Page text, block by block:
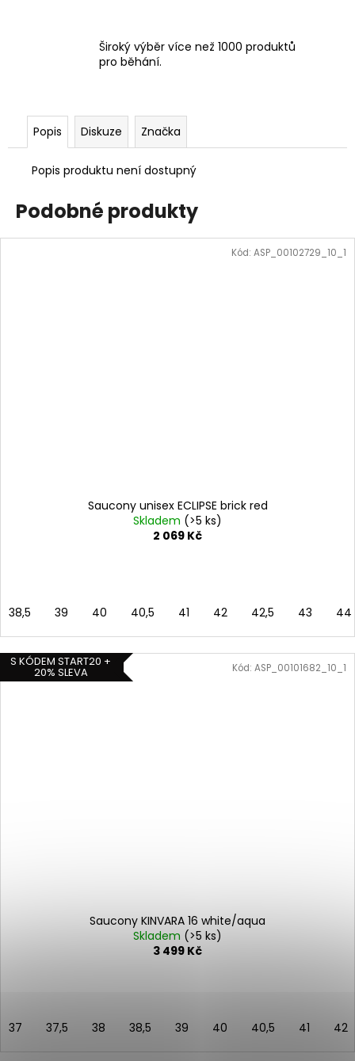
Široký výběr více než 1000 produktů
pro běhání.
Popis Diskuze Značka
Popis produktu není dostupný
Podobné produkty
Saucony unisex ECLIPSE brick red
Skladem (>5 ks)
2 069 Kč
38,5 39 40 40,5 41 42 42,5 43 44
Kód: ASP_00102729_10_1
S KÓDEM START20 +
20% SLEVA
Saucony KINVARA 16 white/aqua
Skladem (>5 ks)
3 499 Kč
37 37,5 38 38,5 39 40 40,5 41 42
Kód: ASP_00101682_10_1